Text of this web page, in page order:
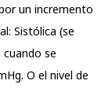
un incremento
Sistólica (se
se
O el nivel de